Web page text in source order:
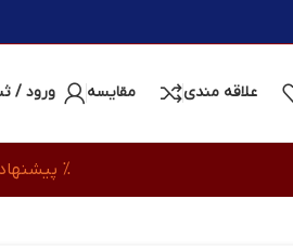
علاقه مندی مقایسه ورود /
%